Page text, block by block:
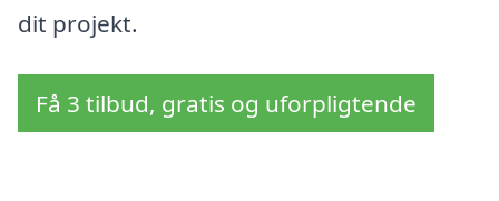
dit projekt.
Få 3 tilbud, gratis og uforpligtende